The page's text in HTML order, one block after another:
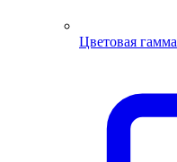
Цветовая гамма